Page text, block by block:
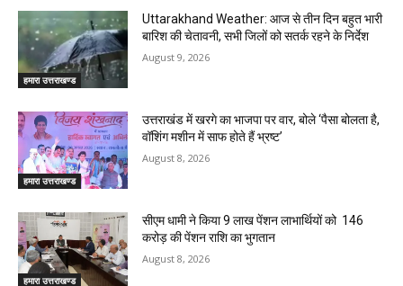
हमारा उत्तराखण्ड
Uttarakhand Weather: आज से तीन दिन बहुत भारी
बारिश की चेतावनी, सभी जिलों को सतर्क रहने के निर्देश
August 9, 2026
हमारा उत्तराखण्ड
उत्तराखंड में खरगे का भाजपा पर वार, बोले ‘पैसा बोलता है,
वॉशिंग मशीन में साफ होते हैं भ्रष्ट’
August 8, 2026
हमारा उत्तराखण्ड
सीएम धामी ने किया 9 लाख पेंशन लाभार्थियों को ₹ 146
करोड़ की पेंशन राशि का भुगतान
August 8, 2026